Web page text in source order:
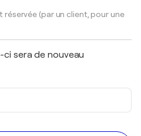
(par un client, pour une
sera de nouveau